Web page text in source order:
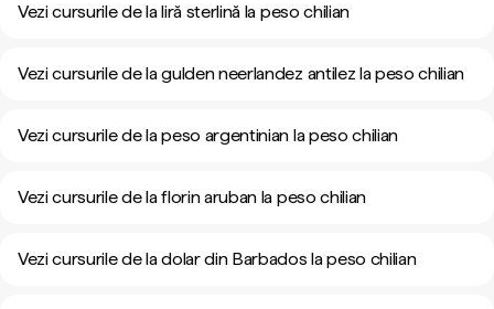
Vezi cursurile de la liră sterlină la peso chilian
Vezi cursurile de la gulden neerlandez antilez la peso chilian
Vezi cursurile de la peso argentinian la peso chilian
Vezi cursurile de la florin aruban la peso chilian
Vezi cursurile de la dolar din Barbados la peso chilian